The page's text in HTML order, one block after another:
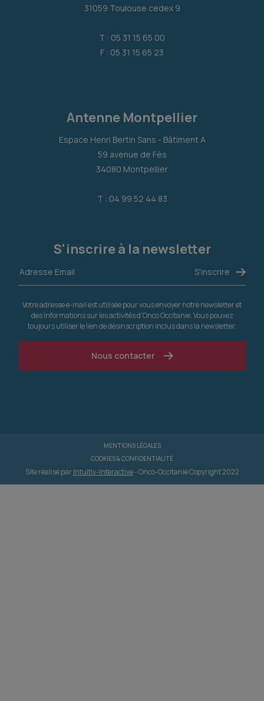
31059 Toulouse cedex 9
T : 05 31 15 65 00
F : 05 31 15 65 23
Antenne Montpellier
Espace Henri Bertin Sans - Bâtiment A
59 avenue de Fès
34080 Montpellier
T : 04 99 52 44 83
S'inscrire à la newsletter
Votre adresse e-mail est utilisée pour vous envoyer notre newsletter et
des informations sur les activités d'Onco Occitanie. Vous pouvez
toujours utiliser le lien de désinscription inclus dans la newsletter.
Nous contacter
MENTIONS LÉGALES
COOKIES & CONFIDENTIALITÉ
Site réalisé parIntuitiv-Interactive- Onco-Occitanie Copyright 2022